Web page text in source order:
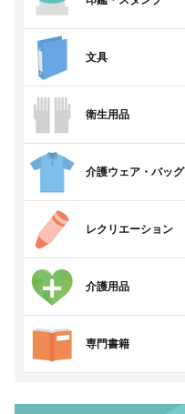
文具
衛生用品
介護ウェア・バッグ
レクリエーション
介護用品
専門書籍